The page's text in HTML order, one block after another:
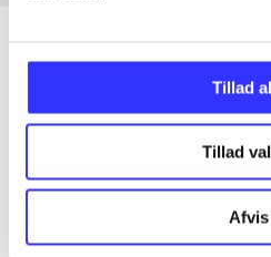
Tillad
Tillad
Afvis
Artikler
Alle registrerede artikler